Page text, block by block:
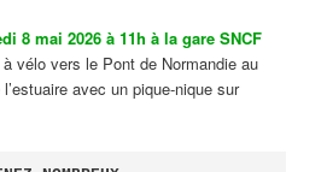
8 mai 2026 à 11h à la gare SNCF
vélo vers le Pont de Normandie au
avec un pique-nique sur